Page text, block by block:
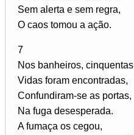
Sem alerta e sem regra,
O caos tomou a ação.
7
Nos banheiros, cinquentas
Vidas foram encontradas,
Confundiram-se as portas,
Na fuga desesperada.
A fumaça os cegou,